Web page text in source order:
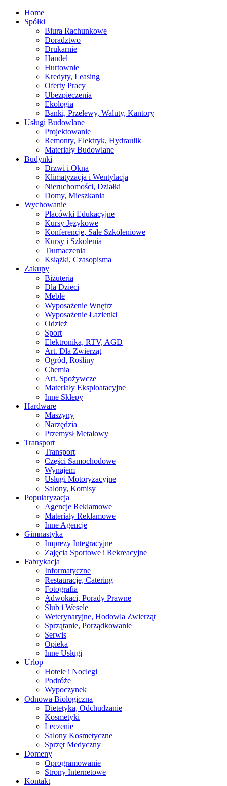
Home
Spółki
Biura Rachunkowe
Doradztwo
Drukarnie
Handel
Hurtownie
Kredyty, Leasing
Oferty Pracy
Ubezpieczenia
Ekologia
Banki, Przelewy, Waluty, Kantory
Usługi Budowlane
Projektowanie
Remonty, Elektryk, Hydraulik
Materiały Budowlane
Budynki
Drzwi i Okna
Klimatyzacja i Wentylacja
Nieruchomości, Działki
Domy, Mieszkania
Wychowanie
Placówki Edukacyjne
Kursy Językowe
Konferencje, Sale Szkoleniowe
Kursy i Szkolenia
Tłumaczenia
Książki, Czasopisma
Zakupy
Biżuteria
Dla Dzieci
Meble
Wyposażenie Wnętrz
Wyposażenie Łazienki
Odzież
Sport
Elektronika, RTV, AGD
Art. Dla Zwierząt
Ogród, Rośliny
Chemia
Art. Spożywcze
Materiały Eksploatacyjne
Inne Sklepy
Hardware
Maszyny
Narzędzia
Przemysł Metalowy
Transport
Transport
Części Samochodowe
Wynajem
Usługi Motoryzacyjne
Salony, Komisy
Popularyzacja
Agencje Reklamowe
Materiały Reklamowe
Inne Agencje
Gimnastyka
Imprezy Integracyjne
Zajęcia Sportowe i Rekreacyjne
Fabrykacja
Informatyczne
Restauracje, Catering
Fotografia
Adwokaci, Porady Prawne
Ślub i Wesele
Weterynaryjne, Hodowla Zwierząt
Sprzątanie, Porządkowanie
Serwis
Opieka
Inne Usługi
Urlop
Hotele i Noclegi
Podróże
Wypoczynek
Odnowa Biologiczna
Dietetyka, Odchudzanie
Kosmetyki
Leczenie
Salony Kosmetyczne
Sprzęt Medyczny
Domeny
Oprogramowanie
Strony Internetowe
Kontakt